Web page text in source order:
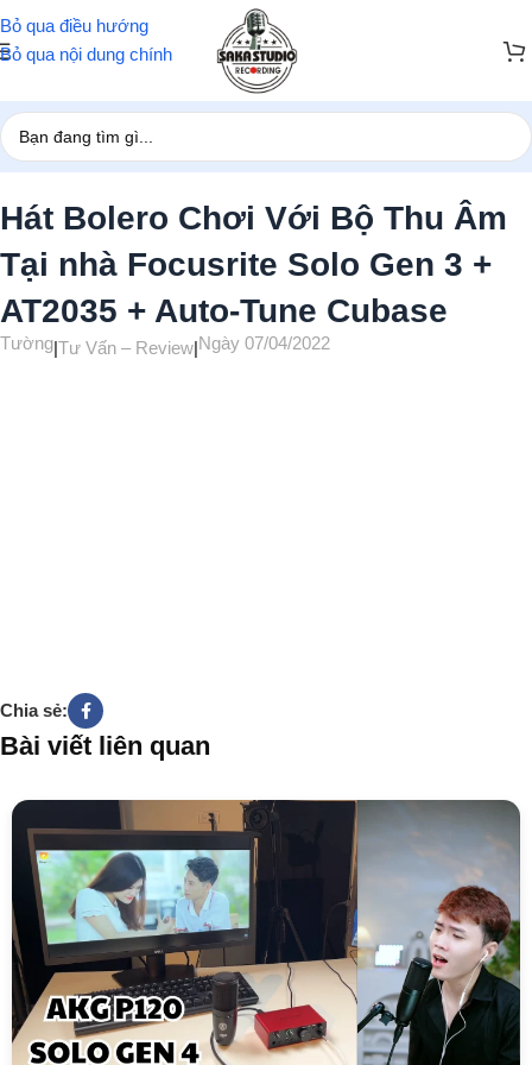
Bỏ qua điều hướng
Bỏ qua nội dung chính
Trang chủ/Tư Vấn – Review
Hát Bolero Chơi Với Bộ Thu Âm
Tại nhà Focusrite Solo Gen 3 +
AT2035 + Auto-Tune Cubase
Tường|Tư Vấn – Review|Ngày 07/04/2022
Chia sẻ:
Bài viết liên quan